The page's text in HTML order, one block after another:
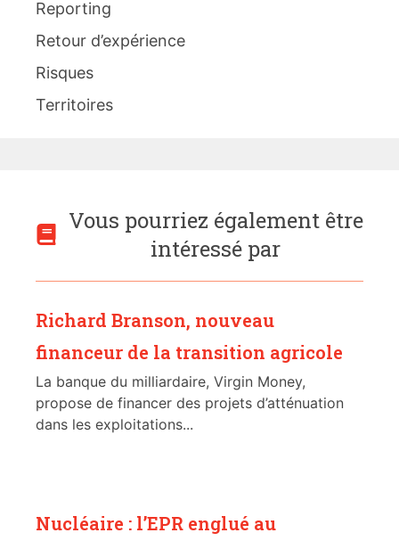
Reporting
Retour d’expérience
Risques
Territoires
Vous pourriez également être
intéressé par
Richard Branson, nouveau
financeur de la transition agricole
La banque du milliardaire, Virgin Money,
propose de financer des projets d’atténuation
dans les exploitations...
Nucléaire : l’EPR englué au